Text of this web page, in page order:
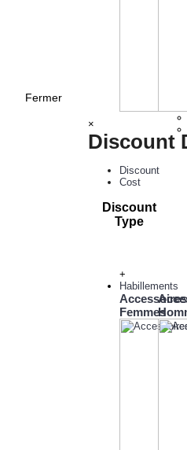
+
Habillements
Accessoires
Femmes
Fermer
×
Discount
Discount
Cost
Discount
Type